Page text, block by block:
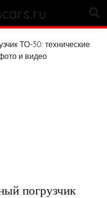
ТО-30: технические
и видео
погрузчик